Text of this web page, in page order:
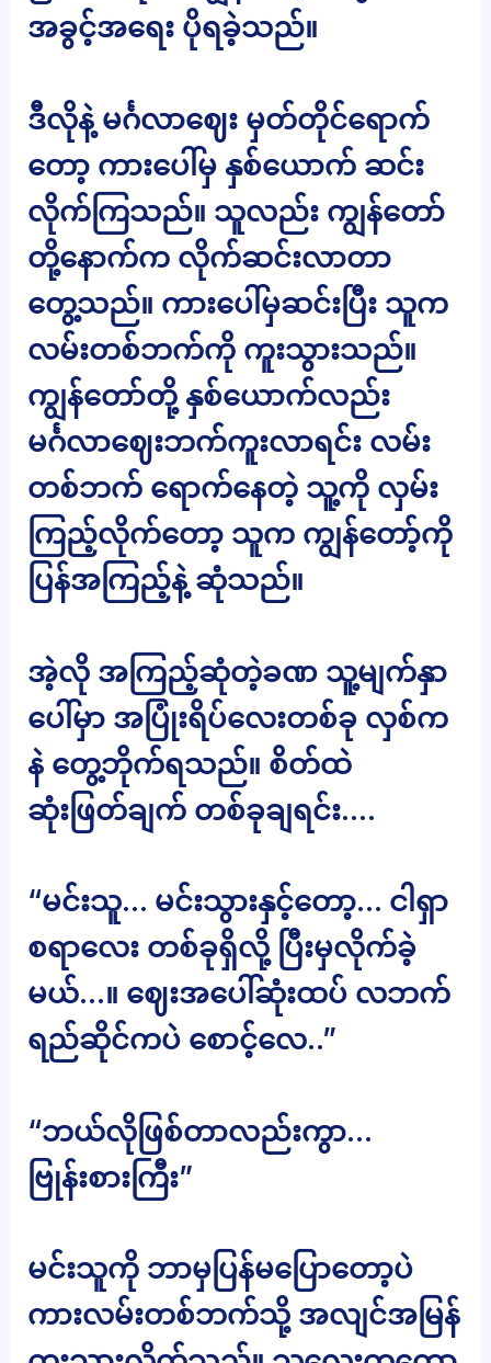
အခွင့်အရေး ပိုရခဲ့သည်။
ဒီလိုနဲ့ မင်္ဂလာဈေး မှတ်တိုင်ရောက်
တော့ ကားပေါ်မှ နှစ်ယောက် ဆင်း
လိုက်ကြသည်။ သူလည်း ကျွန်တော်
တို့နောက်က လိုက်ဆင်းလာတာ
တွေ့သည်။ ကားပေါ်မှဆင်းပြီး သူက
လမ်းတစ်ဘက်ကို ကူးသွားသည်။
ကျွန်တော်တို့ နှစ်ယောက်လည်း
မင်္ဂလာဈေးဘက်ကူးလာရင်း လမ်း
တစ်ဘက် ရောက်နေတဲ့ သူ့ကို လှမ်း
ကြည့်လိုက်တော့ သူက ကျွန်တော့်ကို
ပြန်အကြည့်နဲ့ ဆုံသည်။
အဲ့လို အကြည့်ဆုံတဲ့ခဏ သူ့မျက်နှာ
ပေါ်မှာ အပြုံးရိပ်လေးတစ်ခု လှစ်က
နဲ တွေ့ဘိုက်ရသည်။ စိတ်ထဲ
ဆုံးဖြတ်ချက် တစ်ခုချရင်း….
“မင်းသူ… မင်းသွားနှင့်တော့… ငါရှာ
စရာလေး တစ်ခုရှိလို့ ပြီးမှလိုက်ခဲ့
မယ်…။ ဈေးအပေါ်ဆုံးထပ် လဘက်
ရည်ဆိုင်ကပဲ စောင့်လေ..”
“ဘယ်လိုဖြစ်တာလည်းကွာ…
ဗြုန်းစားကြီး”
မင်းသူကို ဘာမှပြန်မပြောတော့ပဲ
ကားလမ်းတစ်ဘက်သို့ အလျင်အမြန်